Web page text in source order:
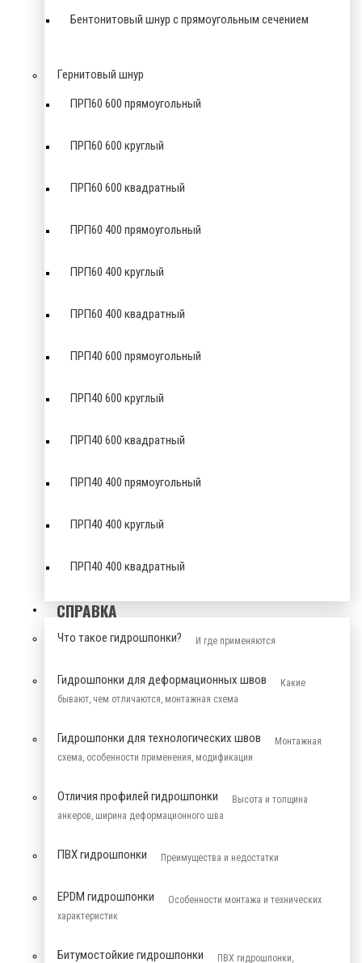
Бентонитовый шнур с прямоугольным сечением
Гернитовый шнур
ПРП60 600 прямоугольный
ПРП60 600 круглый
ПРП60 600 квадратный
ПРП60 400 прямоугольный
ПРП60 400 круглый
ПРП60 400 квадратный
ПРП40 600 прямоугольный
ПРП40 600 круглый
ПРП40 600 квадратный
ПРП40 400 прямоугольный
ПРП40 400 круглый
ПРП40 400 квадратный
СПРАВКА
Что такое гидрошпонки? И где применяются
Гидрошпонки для деформационных швов
Какие
бывают, чем отличаются, монтажная схема
Гидрошпонки для технологических швов
Монтажная
схема, особенности применения, модификации
Отличия профилей гидрошпонки
Высота и толщина
анкеров, ширина деформационного шва
ПВХ гидрошпонки Преимущества и недостатки
EPDM гидрошпонки
Особенности монтажа и технических
характеристик
Битумостойкие гидрошпонки ПВХ гидрошпонки,